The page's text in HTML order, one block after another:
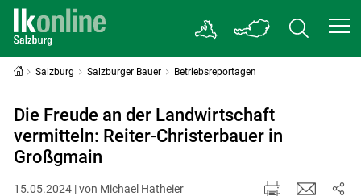
Salzburg Salzburger Bauer Betriebsreportagen
Die Freude an der Landwirtschaft
vermitteln: Reiter-Christerbauer in
Großgmain
15.05.2024 | von Michael Hatheier